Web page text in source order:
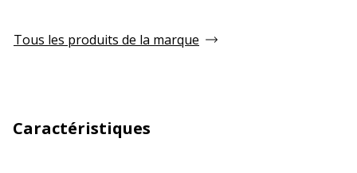
Tous les produits de la marque
Caractéristiques